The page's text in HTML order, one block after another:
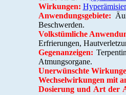
Wirkungen:
Anwendungsgebiete:
Beschwerden.
Volkstümliche
Erfrierungen,
Gegenanzeigen:
Atmungsorgane.
Unerwünschte
Wechselwirkungen mit
Dosierung und Art der